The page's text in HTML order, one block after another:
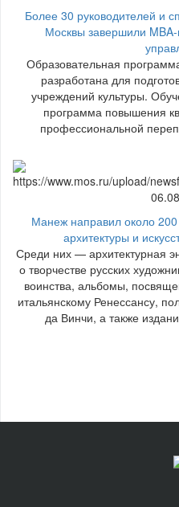
Более 30 руководителей и
Москвы завершили
Образовательная
разработана для
учреждений культуры.
программа повышения
профессиональной
Манеж направил около 200
архитектуры и
Среди них — архитектурная
о творчестве русских
воинства, альбомы,
итальянскому Ренессансу,
да Винчи, а также